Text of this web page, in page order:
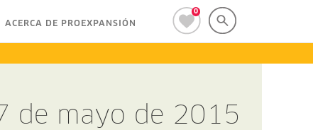
0
ACERCA DE PROEXPANSIÓN
de mayo de 2015